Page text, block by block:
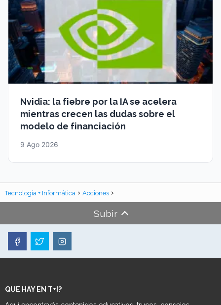
Nvidia: la fiebre por la IA se acelera
mientras crecen las dudas sobre el
modelo de financiación
9 Ago 2026
Tecnología + Informática Acciones
Subir
QUE HAY EN T+I?